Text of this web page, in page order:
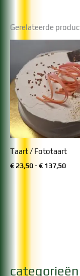
categorieën
Gerelateerde
Taart / Fototaart
€ 23,50-€ 137,50